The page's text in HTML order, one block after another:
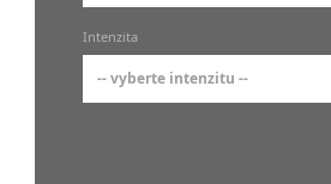
-- vyberte město --
pražské městské části
Intenzita
-- vyberte intenzitu --